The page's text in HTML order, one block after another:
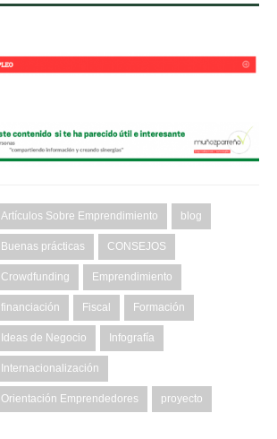
Artículos Sobre Emprendimiento blog
Buenas prácticas CONSEJOS
Crowdfunding Emprendimiento
financiación Fiscal Formación
Ideas de Negocio Infografía
Internacionalización
Orientación Emprendedores proyecto